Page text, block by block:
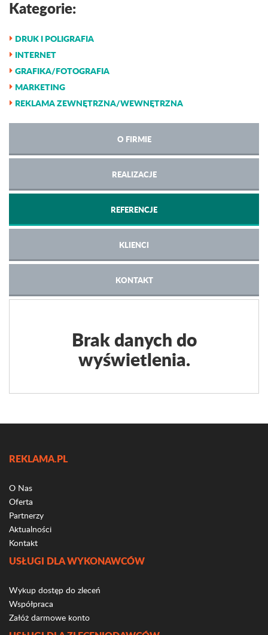
Kategorie:
DRUK I POLIGRAFIA
INTERNET
GRAFIKA/FOTOGRAFIA
MARKETING
REKLAMA ZEWNĘTRZNA/WEWNĘTRZNA
O FIRMIE
REALIZACJE
REFERENCJE
KLIENCI
KONTAKT
Brak danych do
wyświetlenia.
REKLAMA.PL
O Nas
Oferta
Partnerzy
Aktualności
Kontakt
USŁUGI DLA WYKONAWCÓW
Wykup dostęp do zleceń
Współpraca
Załóż darmowe konto